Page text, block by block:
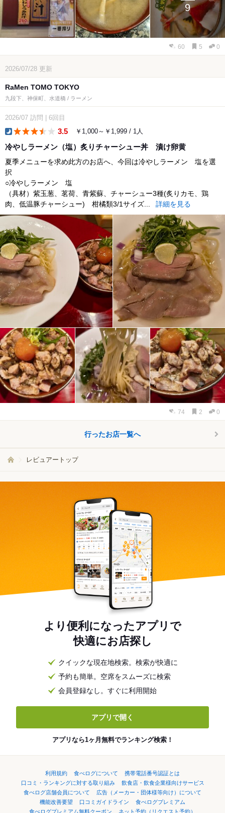
9
60 5 0
2026/07/28 更新
RaMen TOMO TOKYO
九段下、神保町、水道橋 / ラーメン
2026/07 訪問 6回目
3.5 ￥1,000～￥1,999 / 1人
冷やしラーメン（塩）炙りチャーシュー丼 漬け卵黄
夏季メニューを求め此方のお店へ、今回は冷やしラーメン 塩を選
択
○冷やしラーメン 塩
（具材）紫玉葱、茗荷、青紫蘇、チャーシュー3種(炙りカモ、鶏
肉、低温豚チャーシュー) 柑橘類3/1サイズ...
詳細を見る
74 2 0
行ったお店一覧へ
レビュアートップ
より便利になったアプリで
快適にお店探し
クイックな現在地検索。検索が快適に
予約も簡単。空席をスムーズに検索
会員登録なし。すぐに利用開始
アプリで開く
アプリなら1ヶ月無料でランキング検索！
利用規約 食べログについて
携帯電話番号認証とは
口コミ・ランキングに対する取り組み
飲食店・飲食企業様向けサービス
食べログ店舗会員について
広告（メーカー・団体様等向け）について
機能改善要望
口コミガイドライン
食べログプレミアム
食べログプレミアム無料クーポン
ネット予約（リクエスト予約）